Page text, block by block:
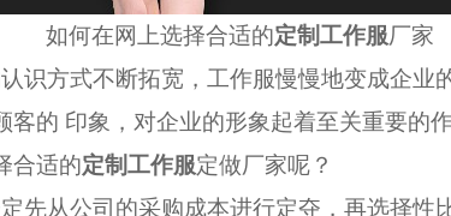
如何在网上选择合适的定制工作服厂家
识方式不断拓宽，工作服慢慢地变成企业
客的 印象，对企业的形象起着至关重要的
合适的定制工作服定做厂家呢？
先从公司的采购成本进行定夺，再选择性